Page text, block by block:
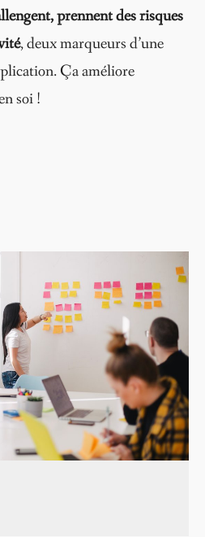
prennent des risques
, deux marqueurs d’une
Ça améliore
soi !